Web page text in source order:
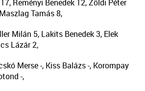
Reményi Benedek 12, Zöldi Péter
Tamás 8,
Milán 5, Lakits Benedek 3, Elek
Lázár 2,
Merse -, Kiss Balázs -, Korompay
-,